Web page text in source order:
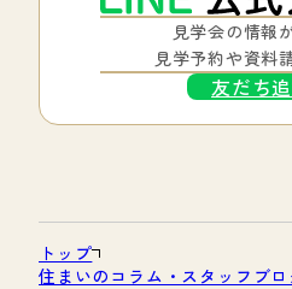
見学会の情報
見学予約や資料
友だち
トップ
住まいのコラム・スタッフブロ